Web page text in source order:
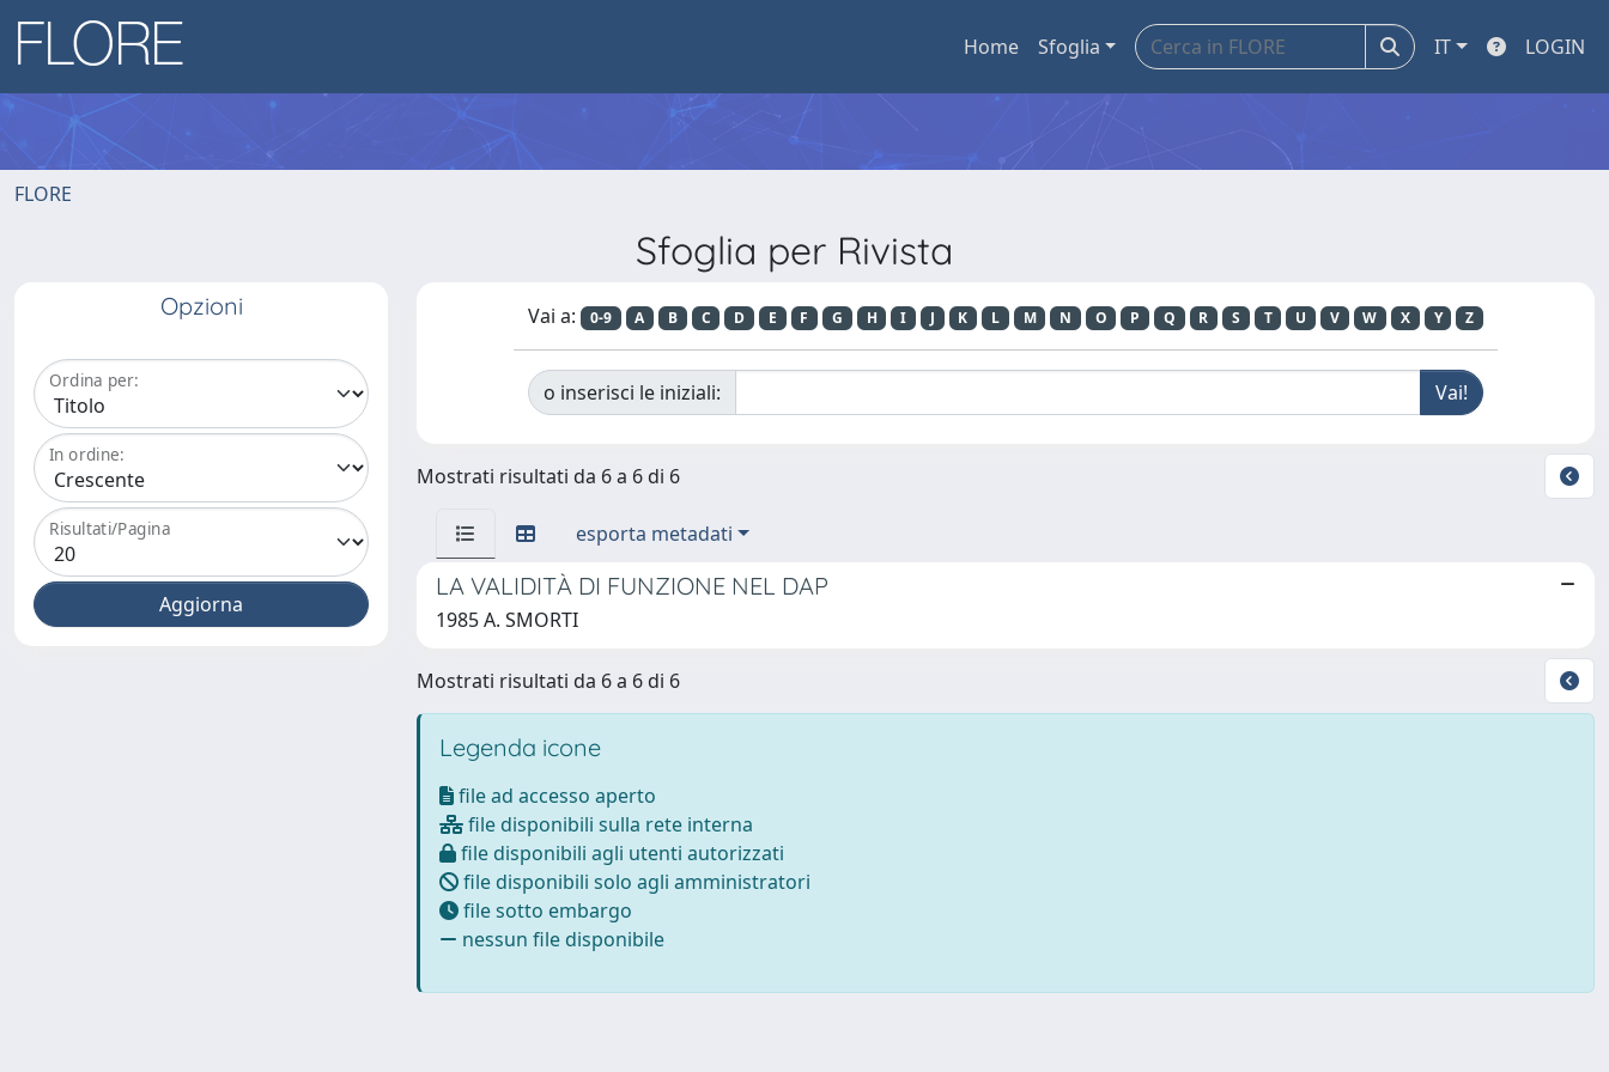
Home Sfoglia IT LOGIN
FLORE
Sfoglia per Rivista
Opzioni
Ordina per:
In ordine:
Risultati/Pagina
Vai a: 0-9 A B C D E F G H I J K L M N O P Q R S T U V W X Y Z
o inserisci le iniziali:
Mostrati risultati da 6 a 6 di 6
esporta metadati
LA VALIDITÀ DI FUNZIONE NEL DAP
1985 A. SMORTI
Mostrati risultati da 6 a 6 di 6
Legenda icone
file ad accesso aperto
file disponibili sulla rete interna
file disponibili agli utenti autorizzati
file disponibili solo agli amministratori
file sotto embargo
nessun file disponibile